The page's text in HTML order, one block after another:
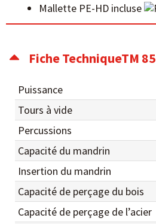
Mallette PE-HD incluse
Fiche TechniqueTM
Puissance
Tours à vide
Percussions
Capacité du mandrin
Insertion du mandrin
Capacité de perçage du bois
Capacité de perçage de l’acier